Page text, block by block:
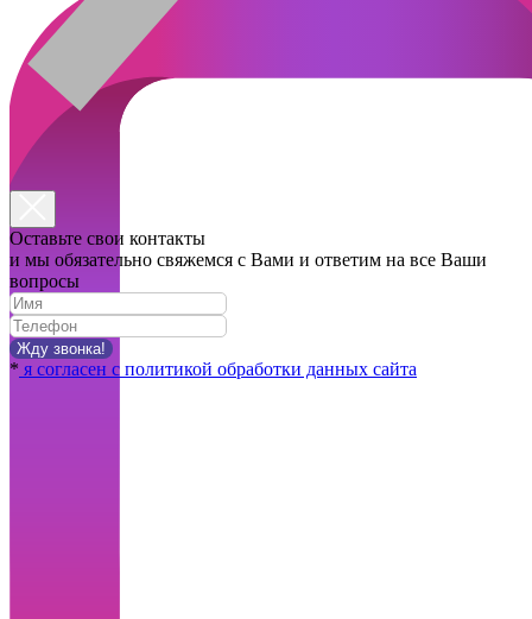
Оставьте свои контакты
и мы обязательно свяжемся с Вами и ответим на все Ваши
вопросы
Жду звонка!
* я согласен с политикой обработки данных сайта